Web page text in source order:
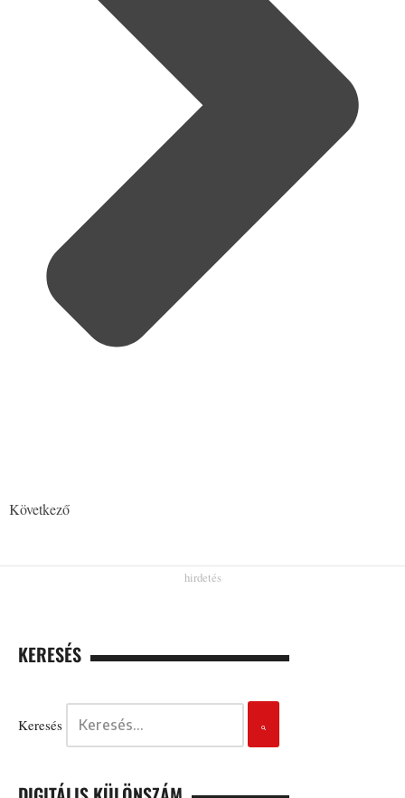
Következő
KERESÉS
Keresés